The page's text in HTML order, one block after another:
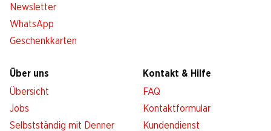
Newsletter
WhatsApp
Geschenkkarten
Über uns
Übersicht
Jobs
Selbstständig mit Denner
Kontakt & Hilfe
FAQ
Kontaktformular
Kundendienst